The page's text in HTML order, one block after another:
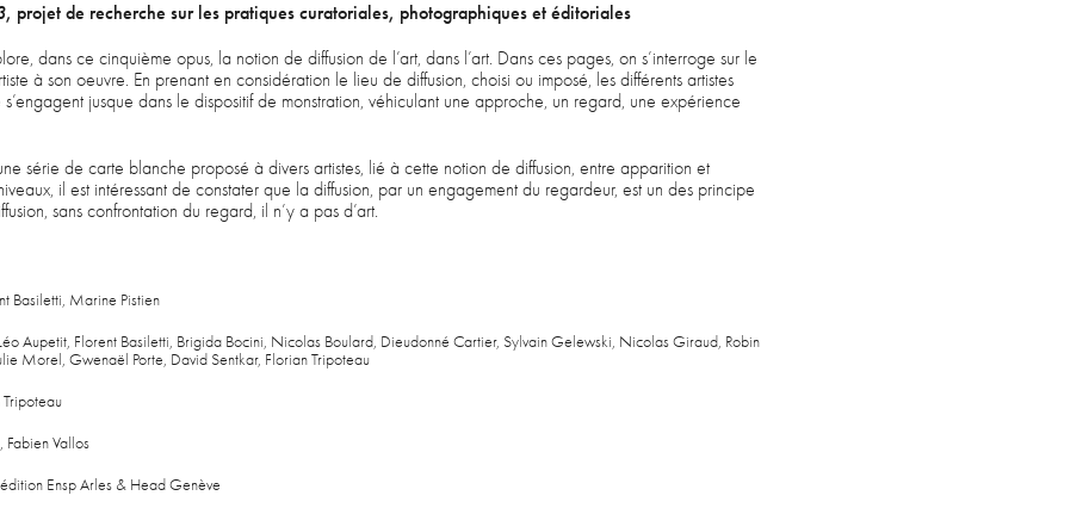
, projet de recherche sur les pratiques curatoriales, photographiques et éditoriales
dans ce cinquième opus, la notion de diffusion de l’art, dans l’art. Dans ces pages, on s’interroge sur le
à son oeuvre. En prenant en considération le lieu de diffusion, choisi ou imposé, les différents artistes
jusque dans le dispositif de monstration, véhiculant une approche, un regard, une expérience
série de carte blanche proposé à divers artistes, lié à cette notion de diffusion, entre apparition et
il est intéressant de constater que la diffusion, par un engagement du regardeur, est un des principe
sans confrontation du regard, il n’y a pas d’art.
Basiletti, Marine Pistien
Aupetit, Florent Basiletti, Brigida Bocini, Nicolas Boulard, Dieudonné Cartier, Sylvain Gelewski, Nicolas Giraud, Robin
Morel, Gwenaël Porte, David Sentkar, Florian Tripoteau
Fabien Vallos
Ensp Arles & Head Genève